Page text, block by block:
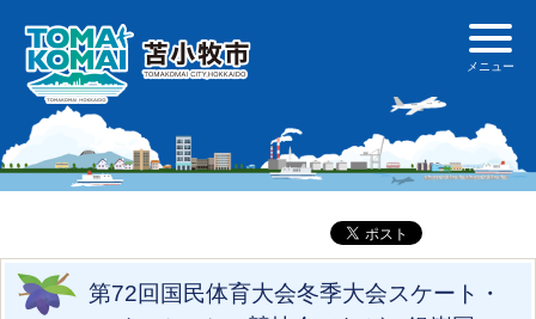
第72回国民体育大会冬季大会スケート・